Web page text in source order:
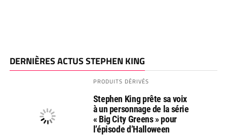
DERNIÈRES ACTUS STEPHEN KING
PRODUITS DÉRIVÉS
Stephen King prête sa voix
à un personnage de la série
« Big City Greens » pour
l’épisode d’Halloween